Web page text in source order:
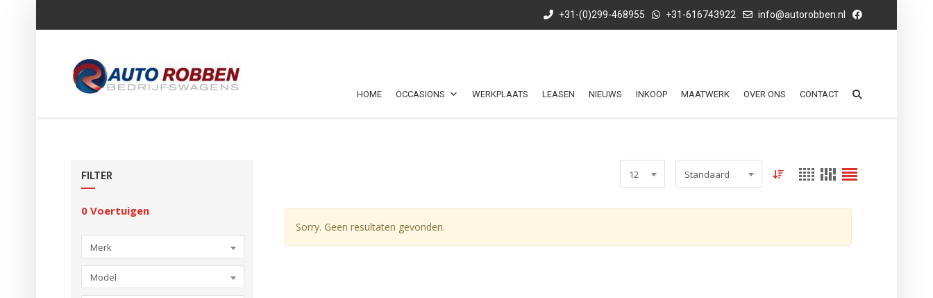
+31-(0)299-468955 +31-616743922 info@autorobben.nl
HOME OCCASIONS WERKPLAATS LEASEN NIEUWS INKOOP MAATWERK OVER ONS CONTACT
FILTER
0 Voertuigen
Merk
Model
12 Standaard
Sorry. Geen resultaten gevonden.